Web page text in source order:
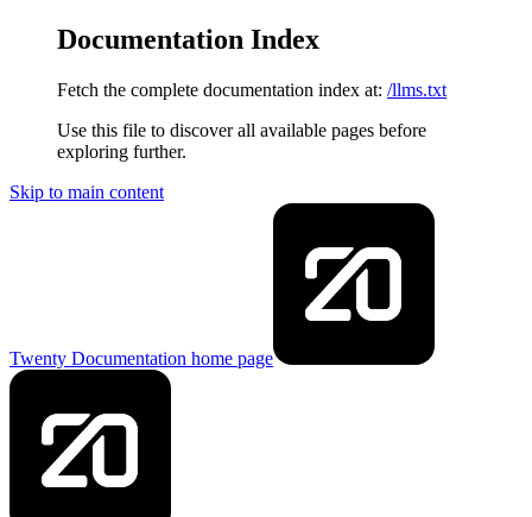
Documentation Index
Fetch the complete documentation index at: /llms.txt
Use this file to discover all available pages before
exploring further.
Skip to main content
Twenty Documentation home page